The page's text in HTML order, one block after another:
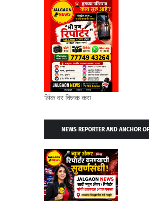
लिंक वर क्लिक करा
NEWS REPORTER AND ANCHOR